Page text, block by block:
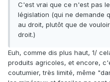
C'est vrai que ce n'est pas
législation (qui ne demande
au droit, plutôt que de
droit.)
Euh, comme dis plus haut, 1/
produits agricoles, et encore,
coutumier, très limité, même